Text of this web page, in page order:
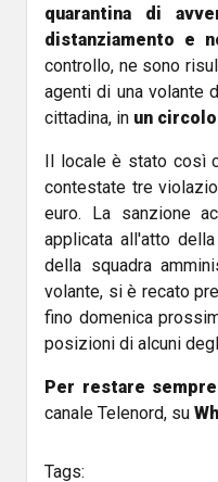
quarantina di
distanziamento e
controllo, ne sono
agenti di una volante
cittadina, in un
Il locale è stato così
contestate tre
euro. La sanzione
applicata all'atto
della squadra
volante, si è recato
fino domenica
posizioni di alcuni
Per restare
canale Telenord, su
Tags: